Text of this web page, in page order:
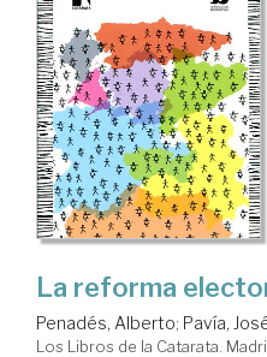
La reforma
Penadés, Alberto; Pavía,
Los Libros de la Catarata.